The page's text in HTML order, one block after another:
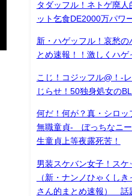
タダッフル！ネトゲ廃
ット乞食DE2000万パワ
新・ハゲッフル！哀愁の
とめ速報！！激しくハゲ
こじ！コジッフル@！-
じらせ！50独身処女の
何だ！何が？真・シロ
無職童貞- ぼっちなニ
生童貞上等夜露死苦！
男装スケバン女子！スケ
（新・ナンノひゃくし
さん的まとめ速報） 話